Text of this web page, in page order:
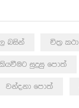
බසින් චිත්‍ර කථා
කියවීමට සුදුසු පොත්
වන්දනා පොත්